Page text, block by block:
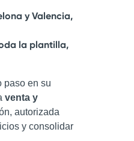
y Valencia,
la plantilla,
paso en su
venta y
autorizada
y consolidar